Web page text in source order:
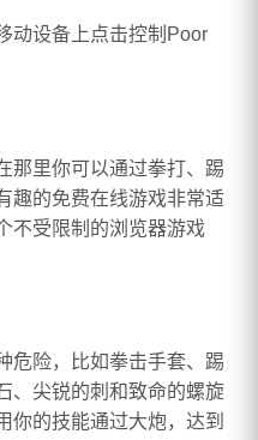
动设备上点击控制Poor
那里你可以通过拳打、踢
趣的免费在线游戏非常适
不受限制的浏览器游戏
危险，比如拳击手套、踢
、尖锐的刺和致命的螺旋
你的技能通过大炮，达到